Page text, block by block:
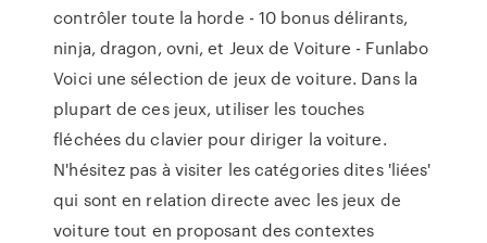
contrôler toute la horde - 10 bonus délirants,
ninja, dragon, ovni, et Jeux de Voiture - Funlabo
Voici une sélection de jeux de voiture. Dans la
plupart de ces jeux, utiliser les touches
fléchées du clavier pour diriger la voiture.
N'hésitez pas à visiter les catégories dites 'liées'
qui sont en relation directe avec les jeux de
voiture tout en proposant des contextes